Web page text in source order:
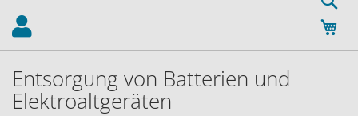
Entsorgung von Batterien und
Elektroaltgeräten